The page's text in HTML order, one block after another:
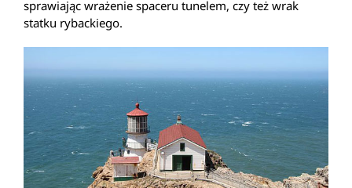
sprawiając wrażenie spaceru tunelem, czy też wrak
statku rybackiego.